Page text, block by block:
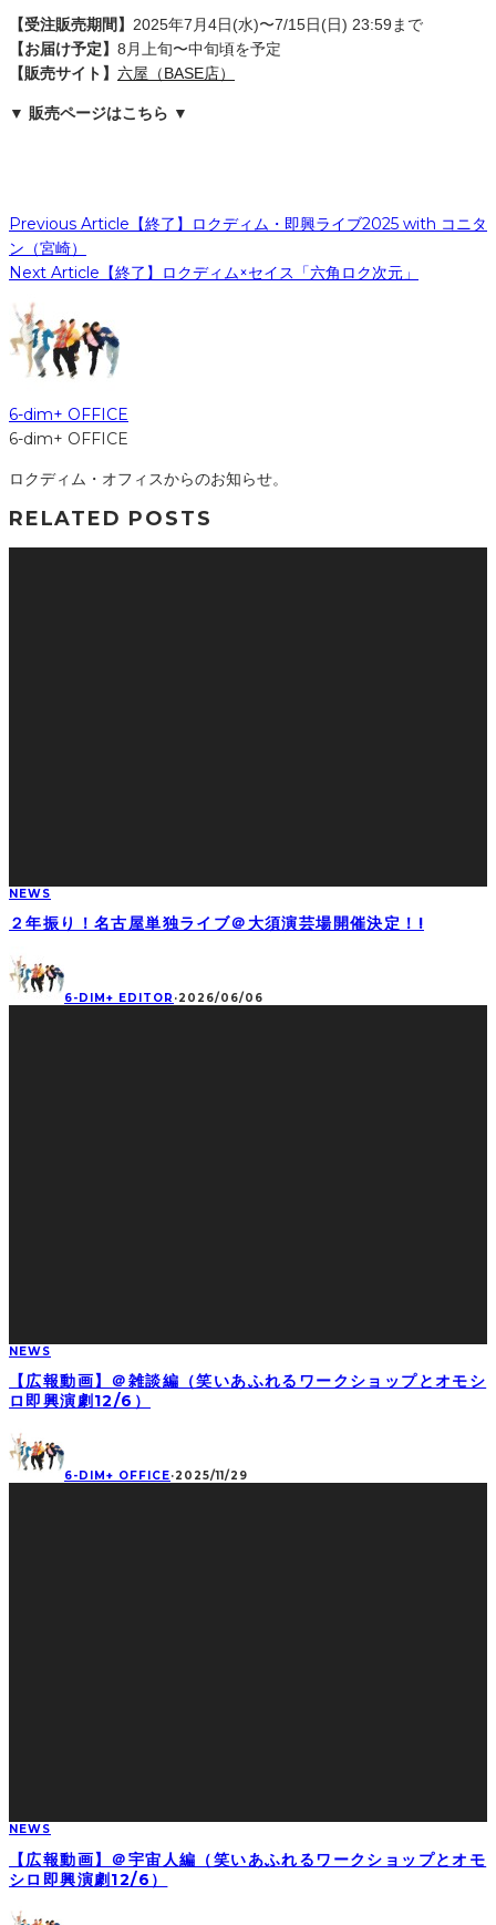
【受注販売期間】 2025年7月4日(水)〜7/15日(日) 23:59まで
【お届け予定】 8月上旬〜中旬頃を予定
【販売サイト】 六屋（BASE店）
▼ 販売ページはこちら ▼
Previous Article 【終了】ロクディム・即興ライブ2025 with コニタ
ン（宮崎）
Next Article 【終了】ロクディム×セイス「六角ロク次元」
6-dim+ OFFICE
6-dim+ OFFICE
ロクディム・オフィスからのお知らせ。
RELATED POSTS
NEWS
２年振り！名古屋単独ライブ＠大須演芸場開催決定！!
6-DIM+ EDITOR ·2026/06/06
NEWS
【広報動画】＠雑談編（笑いあふれるワークショップとオモシ
ロ即興演劇12/6）
6-DIM+ OFFICE·2025/11/29
NEWS
【広報動画】＠宇宙人編（笑いあふれるワークショップとオモ
シロ即興演劇12/6）